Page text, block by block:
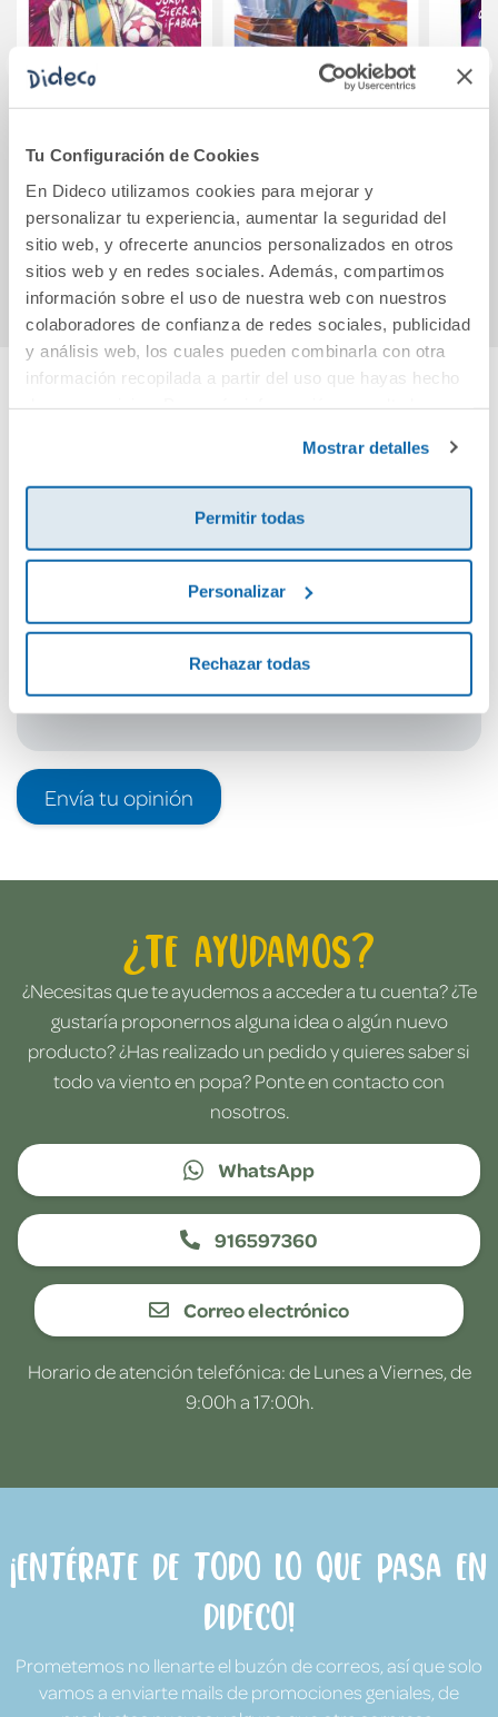
Tu Configuración de Cookies
En Dideco utilizamos cookies para mejorar y
personalizar tu experiencia, aumentar la seguridad del
sitio web, y ofrecerte anuncios personalizados en otros
sitios web y en redes sociales. Además, compartimos
información sobre el uso de nuestra web con nuestros
colaboradores de confianza de redes sociales, publicidad
y análisis web, los cuales pueden combinarla con otra
información recopilada a partir del uso que hayas hecho
Mostrar detalles
Permitir todas
Personalizar
Rechazar todas
Taylor
12,50€
Comprar
12,50€
Comprar
Cuéntanos tu opinión
¡Sé el primero en valorar este producto!
Debes iniciar sesión para poder valorarlo
Envía tu opinión
¿Te ayudamos?
¿Necesitas que te ayudemos a acceder a tu cuenta? ¿Te
gustaría proponernos alguna idea o algún nuevo
producto? ¿Has realizado un pedido y quieres saber si
todo va viento en popa? Ponte en contacto con
nosotros.
WhatsApp
916597360
Correo electrónico
Horario de atención telefónica: de Lunes a Viernes, de
9:00h a 17:00h.
¡Entérate de todo lo que pasa en
Dideco!
Prometemos no llenarte el buzón de correos, así que solo
vamos a enviarte mails de promociones geniales, de